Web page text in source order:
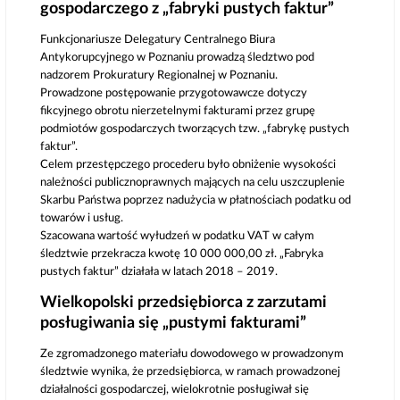
gospodarczego z „fabryki pustych faktur”
Funkcjonariusze Delegatury Centralnego Biura
Antykorupcyjnego w Poznaniu prowadzą śledztwo pod
nadzorem Prokuratury Regionalnej w Poznaniu.
Prowadzone postępowanie przygotowawcze dotyczy
fikcyjnego obrotu nierzetelnymi fakturami przez grupę
podmiotów gospodarczych tworzących tzw. „fabrykę pustych
faktur”.
Celem przestępczego procederu było obniżenie wysokości
należności publicznoprawnych mających na celu uszczuplenie
Skarbu Państwa poprzez nadużycia w płatnościach podatku od
towarów i usług.
Szacowana wartość wyłudzeń w podatku VAT w całym
śledztwie przekracza kwotę 10 000 000,00 zł. „Fabryka
pustych faktur” działała w latach 2018 – 2019.
Wielkopolski przedsiębiorca z zarzutami
posługiwania się „pustymi fakturami”
Ze zgromadzonego materiału dowodowego w prowadzonym
śledztwie wynika, że przedsiębiorca, w ramach prowadzonej
działalności gospodarczej, wielokrotnie posługiwał się